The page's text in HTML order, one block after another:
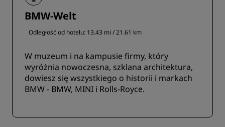
BMW-Welt
Odległość od hotelu: 13.43 mi / 21.61 km
W muzeum i na kampusie firmy, który
wyróżnia nowoczesna, szklana architektura,
dowiesz się wszystkiego o historii i markach
BMW - BMW, MINI i Rolls-Royce.